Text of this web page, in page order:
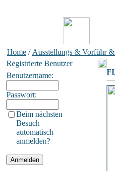
Home / Ausstellungs & Vorführ
Registrierte Benutzer
Benutzername:
Passwort:
Beim nächsten
Besuch
automatisch
anmelden?